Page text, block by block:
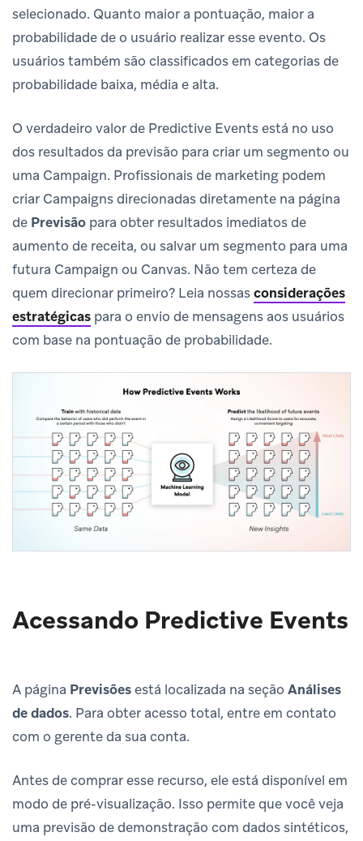
selecionado. Quanto maior a pontuação, maior a
probabilidade de o usuário realizar esse evento. Os
usuários também são classificados em categorias de
probabilidade baixa, média e alta.
O verdadeiro valor de Predictive Events está no uso
dos resultados da previsão para criar um segmento ou
uma Campaign. Profissionais de marketing podem
criar Campaigns direcionadas diretamente na página
de Previsão para obter resultados imediatos de
aumento de receita, ou salvar um segmento para uma
futura Campaign ou Canvas. Não tem certeza de
quem direcionar primeiro? Leia nossasconsiderações
estratégicas para o envio de mensagens aos usuários
com base na pontuação de probabilidade.
Acessando Predictive Events
A página Previsõesestá localizada na seção Análises
de dados. Para obter acesso total, entre em contato
com o gerente da sua conta.
Antes de comprar esse recurso, ele está disponível em
modo de pré-visualização. Isso permite que você veja
uma previsão de demonstração com dados sintéticos,